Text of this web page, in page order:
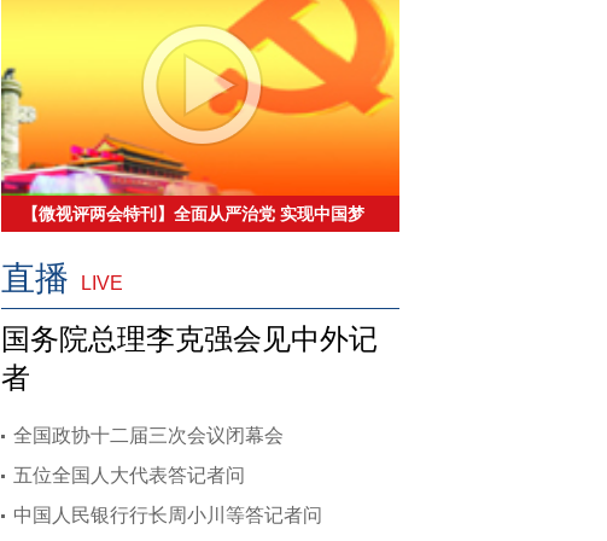
【微视评两会特刊】全面从严治党 实现中国梦
直播 LIVE
国务院总理李克强会见中外记
者
全国政协十二届三次会议闭幕会
五位全国人大代表答记者问
中国人民银行行长周小川等答记者问